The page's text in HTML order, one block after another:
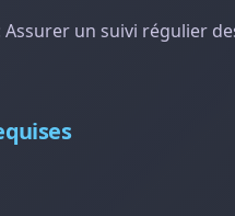
Assurer un suivi régulier